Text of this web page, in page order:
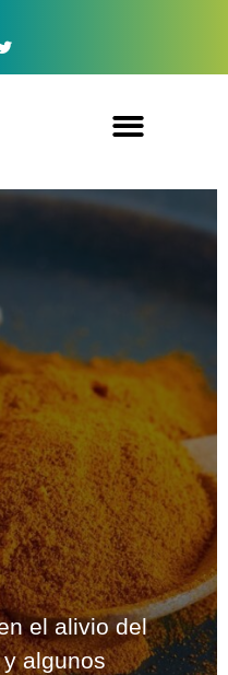
el alivio del
algunos